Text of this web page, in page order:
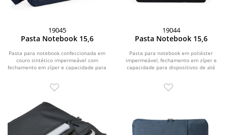
19045
Pasta Notebook 15,6
Pasta para notebook confeccionada em
couro sintético impermeável com
fechamento em zíper e capacidade para
19044
Pasta Notebook 15,6
Pasta para notebook em poliéster
impermeável, fechamento em zíper e
capacidade para dispositivos de até